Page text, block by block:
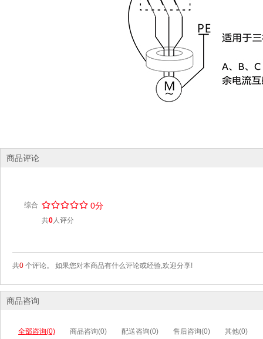
商品评论
综合 /////
..... 0分
共0人评分
共0 个评论。 如果您对本商品有什么评论或经验,欢迎分享!
商品咨询
全部咨询(0) 商品咨询(0) 配送咨询(0) 售后咨询(0) 其他(0)